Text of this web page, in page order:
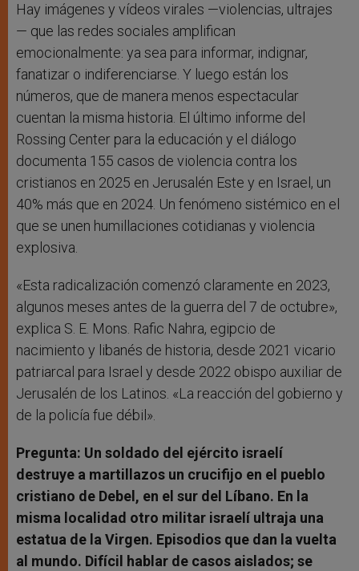
Hay imágenes y vídeos virales —violencias, ultrajes
— que las redes sociales amplifican
emocionalmente: ya sea para informar, indignar,
fanatizar o indiferenciarse. Y luego están los
números, que de manera menos espectacular
cuentan la misma historia. El último informe del
Rossing Center para la educación y el diálogo
documenta 155 casos de violencia contra los
cristianos en 2025 en Jerusalén Este y en Israel, un
40% más que en 2024. Un fenómeno sistémico en el
que se unen humillaciones cotidianas y violencia
explosiva.
«Esta radicalización comenzó claramente en 2023,
algunos meses antes de la guerra del 7 de octubre»,
explica S. E. Mons. Rafic Nahra, egipcio de
nacimiento y libanés de historia, desde 2021 vicario
patriarcal para Israel y desde 2022 obispo auxiliar de
Jerusalén de los Latinos. «La reacción del gobierno y
de la policía fue débil».
Pregunta: Un soldado del ejército israelí
destruye a martillazos un crucifijo en el pueblo
cristiano de Debel, en el sur del Líbano. En la
misma localidad otro militar israelí ultraja una
estatua de la Virgen. Episodios que dan la vuelta
al mundo. Difícil hablar de casos aislados; se